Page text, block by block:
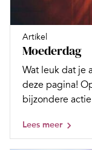
Artikel
Moederdag
Wat leuk dat je
deze pagina!
bijzondere
Lees meer